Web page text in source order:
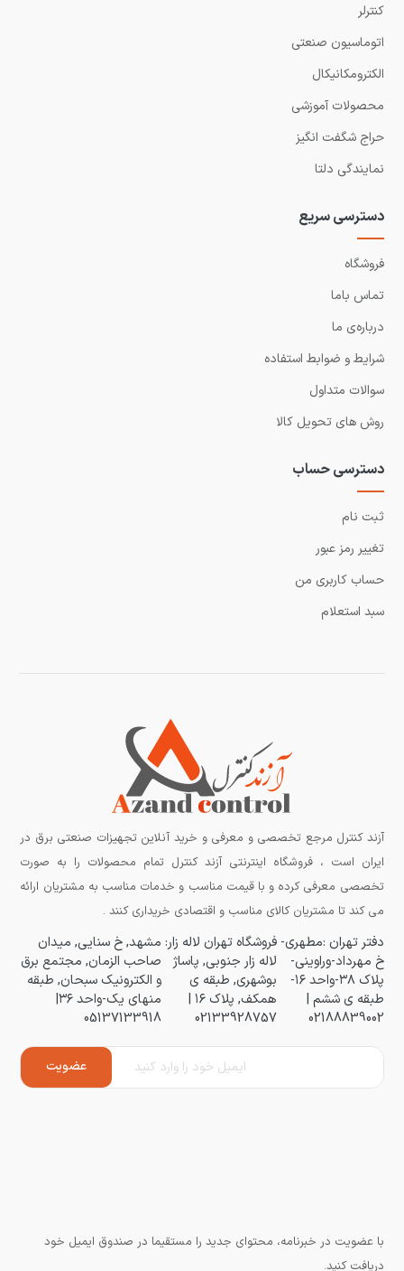
کنترلر
اتوماسیون صنعتی
الکترومکانیکال
محصولات آموزشی
حراج شگفت انگیز
نمایندگی دلتا
دسترسی سریع
فروشگاه
تماس باما
درباره‌ی ما
شرایط و ضوابط استفاده
سوالات متداول
روش های تحویل کالا
دسترسی حساب
ثبت نام
تغییر رمز عبور
حساب کاربری من
سبد استعلام
آزند کنترل مرجع تخصصی و معرفی و خرید آنلاین تجهیزات صنعتی برق در
ایران است ، فروشگاه اینترنتی آزند کنترل تمام محصولات را به صورت
تخصصی معرفی کرده و با قیمت مناسب و خدمات مناسب به مشتریان ارائه
می کند تا مشتریان کالای مناسب و اقتصادی خریداری کنند .
دفتر تهران :مطهری-
خ مهرداد-وراوینی-
پلاک ۳۸-واحد ۱۶-
طبقه ی ششم |
02188839002
فروشگاه تهران لاله زار:
لاله زار جنوبی, پاساژ
بوشهری, طبقه ی
همکف, پلاک ۱۶ |
02133928757
مشهد, خ سنایی, میدان
صاحب الزمان, مجتمع برق
و الکترونیک سبحان, طبقه
منهای یک-واحد ۳۶|
05137133918
با عضویت در خبرنامه، محتوای جدید را مستقیما در صندوق ایمیل خود
دریافت کنید.